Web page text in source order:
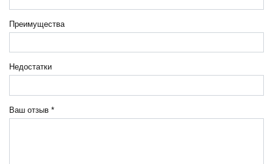
Ваш отзыв *
Преимущества
Недостатки